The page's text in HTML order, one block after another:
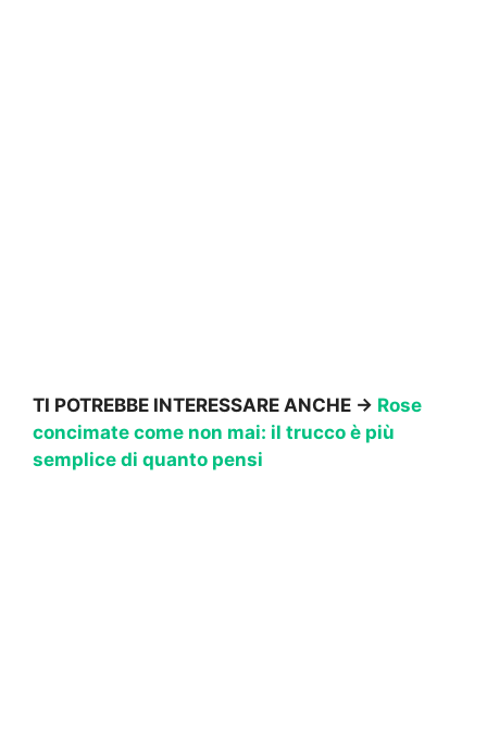
TI POTREBBE INTERESSARE ANCHE -> Rose
concimate come non mai: il trucco è più
semplice di quanto pensi